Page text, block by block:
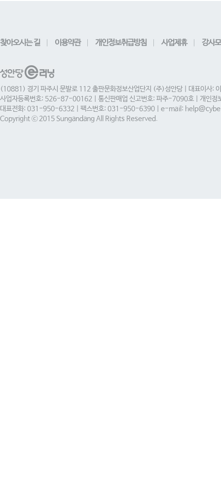
찾아오시는 길 이용약관 개인정보취급방침 사업제휴 강사
(10881) 경기 파주시 문발로 112 출판문화정보산업단지 (주)성안당 | 대표이사:
사업자등록번호: 526-87-00162 | 통신판매업 신고번호: 파주-7090호 | 개인정
대표전화: 031-950-6332 | 팩스번호: 031-950-6390 | e-mail:
Copyright ⓒ 2015 Sungandang All Rights Reserved.